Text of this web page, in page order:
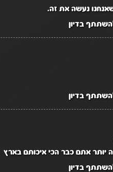
נעשה את זה.
בדיון
בדיון
יותר אתם כבר הכי איכותם בארץ
בדיון